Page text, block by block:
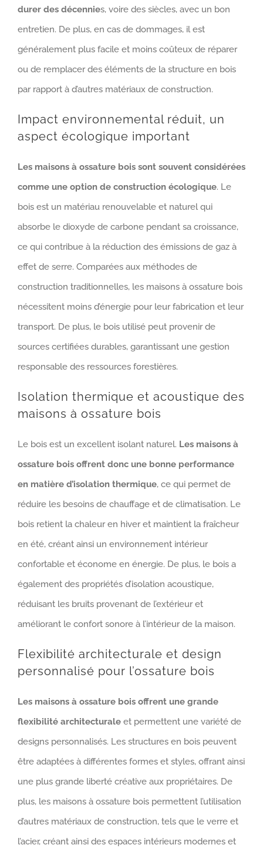
durer des décennies, voire des siècles, avec un bon
entretien. De plus, en cas de dommages, il est
généralement plus facile et moins coûteux de réparer
ou de remplacer des éléments de la structure en bois
par rapport à d’autres matériaux de construction.
Impact environnemental réduit, un
aspect écologique important
Les maisons à ossature bois sont souvent considérées
comme une option de construction écologique. Le
bois est un matériau renouvelable et naturel qui
absorbe le dioxyde de carbone pendant sa croissance,
ce qui contribue à la réduction des émissions de gaz à
effet de serre. Comparées aux méthodes de
construction traditionnelles, les maisons à ossature bois
nécessitent moins d’énergie pour leur fabrication et leur
transport. De plus, le bois utilisé peut provenir de
sources certifiées durables, garantissant une gestion
responsable des ressources forestières.
Isolation thermique et acoustique des
maisons à ossature bois
Le bois est un excellent isolant naturel. Les maisons à
ossature bois offrent donc une bonne performance
en matière d’isolation thermique, ce qui permet de
réduire les besoins de chauffage et de climatisation. Le
bois retient la chaleur en hiver et maintient la fraîcheur
en été, créant ainsi un environnement intérieur
confortable et économe en énergie. De plus, le bois a
également des propriétés d’isolation acoustique,
réduisant les bruits provenant de l’extérieur et
améliorant le confort sonore à l’intérieur de la maison.
Flexibilité architecturale et design
personnalisé pour l’ossature bois
Les maisons à ossature bois offrent une grande
flexibilité architecturaleet permettent une variété de
designs personnalisés. Les structures en bois peuvent
être adaptées à différentes formes et styles, offrant ainsi
une plus grande liberté créative aux propriétaires. De
plus, les maisons à ossature bois permettent l’utilisation
d’autres matériaux de construction, tels que le verre et
l’acier, créant ainsi des espaces intérieurs modernes et